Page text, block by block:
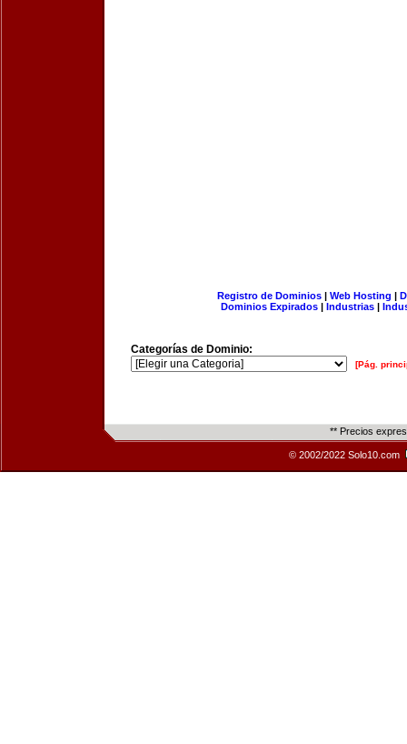
Registro de Dominios| Web Hosting |
Dominios Expirados | Industrias |
Categorías de Dominio:
[Pág.
** Precios
© 2002/2022 Solo10.com